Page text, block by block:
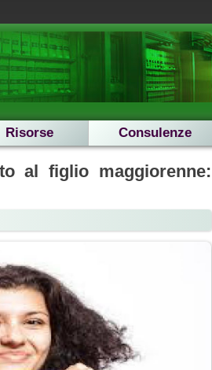
Risorse Consulenze
al figlio maggiorenne: